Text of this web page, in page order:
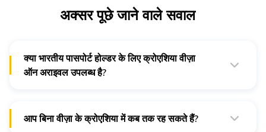
अक्सर पूछे जाने वाले सवाल
क्या भारतीय पासपोर्ट होल्डर के लिए क्रोएशिया वीज़ा
ऑन अराइवल उपलब्ध है?
आप बिना वीज़ा के क्रोएशिया में कब तक रह सकते हैं?